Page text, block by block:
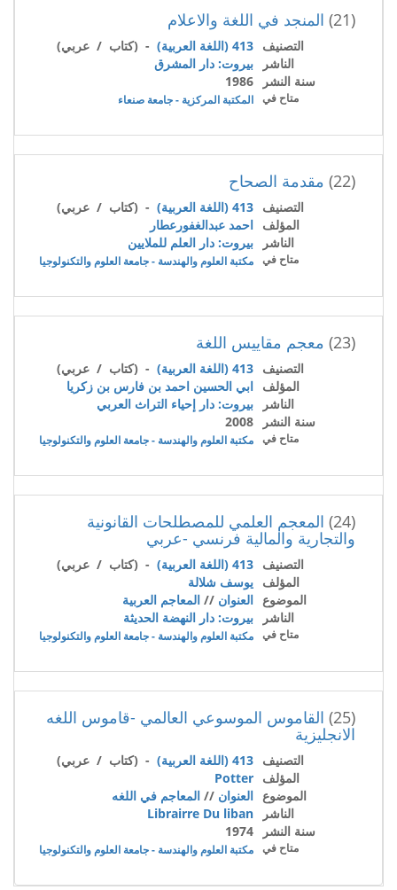
(21) المنجد في اللغة والاعلام
التصنيف 413 (اللغة العربية)
- (كتاب / عربي)
الناشر
بيروت: دار المشرق
سنة النشر
1986
متاح في المكتبة المركزية - جامعة صنعاء
(22) مقدمة الصحاح
التصنيف 413 (اللغة العربية)
- (كتاب / عربي)
المؤلف احمد عبدالغفورعطار
الناشر
بيروت: دار العلم للملايين
متاح في مكتبة العلوم والهندسة - جامعة العلوم والتكنولوجيا
(23) معجم مقاييس اللغة
التصنيف 413 (اللغة العربية)
- (كتاب / عربي)
المؤلف ابي الحسين احمد بن فارس بن زكريا
الناشر
بيروت: دار إحياء التراث العربي
سنة النشر
2008
متاح في مكتبة العلوم والهندسة - جامعة العلوم والتكنولوجيا
(24) المعجم العلمي للمصطلحات القانونية
والتجارية والمالية فرنسي -عربي
التصنيف 413 (اللغة العربية)
- (كتاب / عربي)
المؤلف يوسف شلالة
الموضوع العنوان // المعاجم العربية
الناشر
بيروت: دار النهضة الحديثة
متاح في مكتبة العلوم والهندسة - جامعة العلوم والتكنولوجيا
(25) القاموس الموسوعي العالمي -قاموس اللغه
الانجليزية
التصنيف 413 (اللغة العربية)
- (كتاب / عربي)
المؤلف Potter
الموضوع العنوان // المعاجم في اللغه
الناشر
Librairre Du liban
سنة النشر
1974
متاح في مكتبة العلوم والهندسة - جامعة العلوم والتكنولوجيا